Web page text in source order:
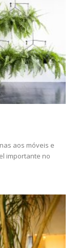
aos móveis e
importante no